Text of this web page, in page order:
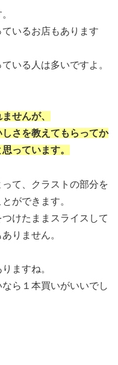
いるお店もあります
いる人は多いですよ。
せんが、
さを教えてもらってか
っています。
て、クラストの部分を
ができます。
けたままスライスして
りません。
ますね。
ら１本買いがいいでし